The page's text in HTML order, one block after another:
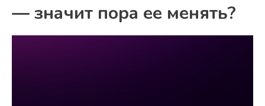
— значит пора ее менять?